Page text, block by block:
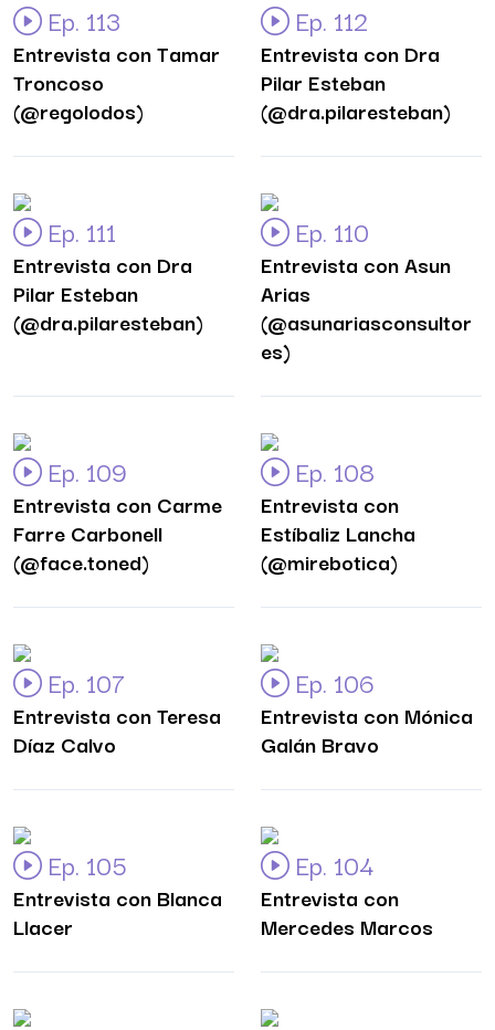
Ep. 113
Entrevista con Tamar
Troncoso
(@regolodos)
Ep. 112
Entrevista con Dra
Pilar Esteban
(@dra.pilaresteban)
Ep. 111
Entrevista con Dra
Pilar Esteban
(@dra.pilaresteban)
Ep. 110
Entrevista con Asun
Arias
(@asunariasconsultor
es)
Ep. 109
Entrevista con Carme
Farre Carbonell
(@face.toned)
Ep. 108
Entrevista con
Estíbaliz Lancha
(@mirebotica)
Ep. 107
Entrevista con Teresa
Díaz Calvo
Ep. 106
Entrevista con Mónica
Galán Bravo
Ep. 105
Entrevista con Blanca
Llacer
Ep. 104
Entrevista con
Mercedes Marcos